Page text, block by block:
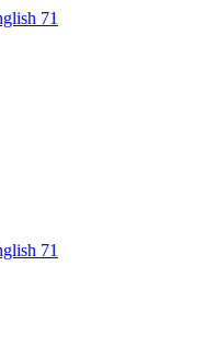
71
71